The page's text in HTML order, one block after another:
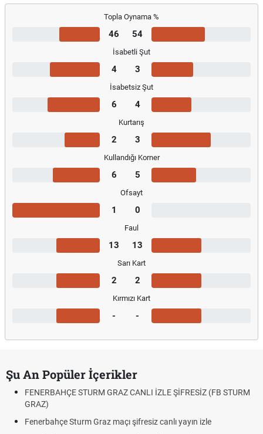
Topla Oynama %
46 54
İsabetli Şut
4 3
İsabetsiz Şut
6 4
Kurtarış
2 3
Kullandığı Korner
6 5
Ofsayt
1 0
Faul
13 13
Sarı Kart
2 2
Kırmızı Kart
- -
Şu An Popüler İçerikler
FENERBAHÇE STURM GRAZ CANLI İZLE ŞİFRESİZ (FB STURM
GRAZ)
Fenerbahçe Sturm Graz maçı şifresiz canlı yayın izle